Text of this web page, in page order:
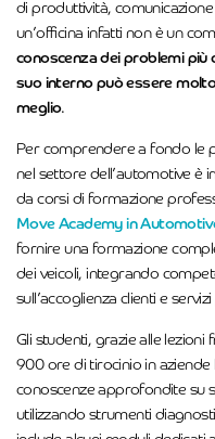
di produttività,
un’officina infatti non è un
conoscenza dei problemi più
suo interno può essere
meglio.
Per comprendere a fondo le
nel settore dell’automotive è
da corsi di formazione
Move Academy in
fornire una formazione
dei veicoli, integrando
sull’accoglienza clienti e
Gli studenti, grazie alle
900 ore di tirocinio in
conoscenze approfondite su
utilizzando strumenti